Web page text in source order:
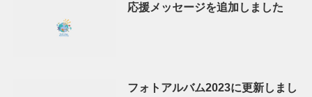
応援メッセージを追加しました
フォトアルバム2023に更新しまし